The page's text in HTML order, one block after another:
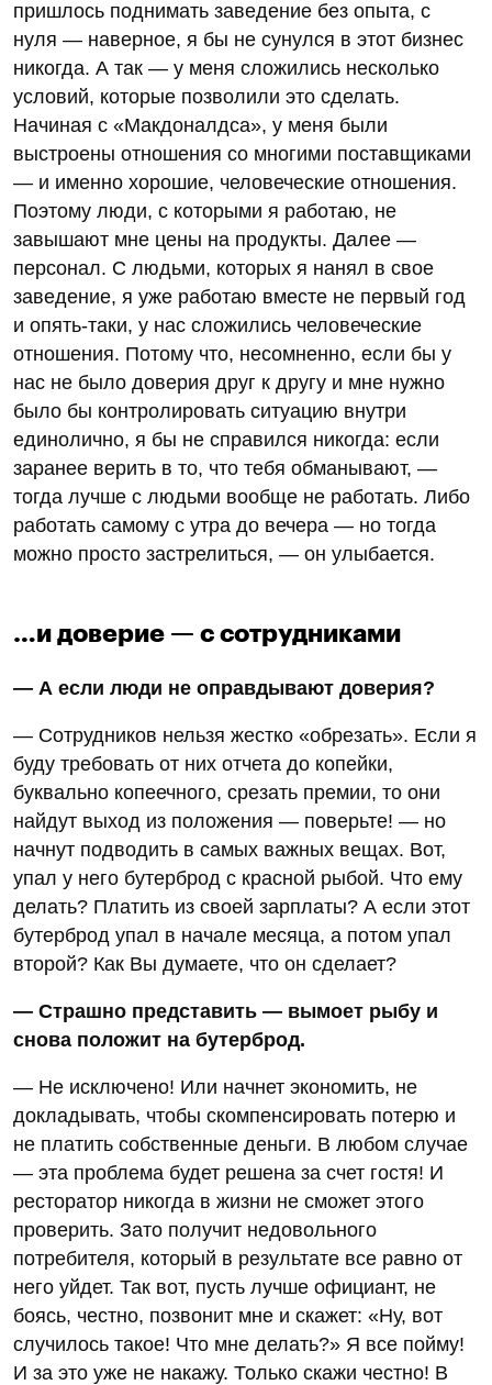
пришлось поднимать заведение без опыта, с
нуля — наверное, я бы не сунулся в этот бизнес
никогда. А так — у меня сложились несколько
условий, которые позволили это сделать.
Начиная с «Макдоналдса», у меня были
выстроены отношения со многими поставщиками
— и именно хорошие, человеческие отношения.
Поэтому люди, с которыми я работаю, не
завышают мне цены на продукты. Далее —
персонал. С людьми, которых я нанял в свое
заведение, я уже работаю вместе не первый год
и опять-таки, у нас сложились человеческие
отношения. Потому что, несомненно, если бы у
нас не было доверия друг к другу и мне нужно
было бы контролировать ситуацию внутри
единолично, я бы не справился никогда: если
заранее верить в то, что тебя обманывают, —
тогда лучше с людьми вообще не работать. Либо
работать самому с утра до вечера — но тогда
можно просто застрелиться, — он улыбается.
…и доверие — с сотрудниками
— А если люди не оправдывают доверия?
— Сотрудников нельзя жестко «обрезать». Если я
буду требовать от них отчета до копейки,
буквально копеечного, срезать премии, то они
найдут выход из положения — поверьте! — но
начнут подводить в самых важных вещах. Вот,
упал у него бутерброд с красной рыбой. Что ему
делать? Платить из своей зарплаты? А если этот
бутерброд упал в начале месяца, а потом упал
второй? Как Вы думаете, что он сделает?
— Страшно представить — вымоет рыбу и
снова положит на бутерброд.
— Не исключено! Или начнет экономить, не
докладывать, чтобы скомпенсировать потерю и
не платить собственные деньги. В любом случае
— эта проблема будет решена за счет гостя! И
ресторатор никогда в жизни не сможет этого
проверить. Зато получит недовольного
потребителя, который в результате все равно от
него уйдет. Так вот, пусть лучше официант, не
боясь, честно, позвонит мне и скажет: «Ну, вот
случилось такое! Что мне делать?» Я все пойму!
И за это уже не накажу. Только скажи честно! В